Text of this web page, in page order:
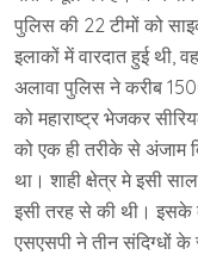
पुलिस की 22 टीमों को
इलाकों में वारदात हुई थी,
अलावा पुलिस ने करीब
को महाराष्ट्र भेजकर
को एक ही तरीके से अंजाम
था। शाही क्षेत्र मे इसी
इसी तरह से की थी। इसके
एसएसपी ने तीन संदिग्धों